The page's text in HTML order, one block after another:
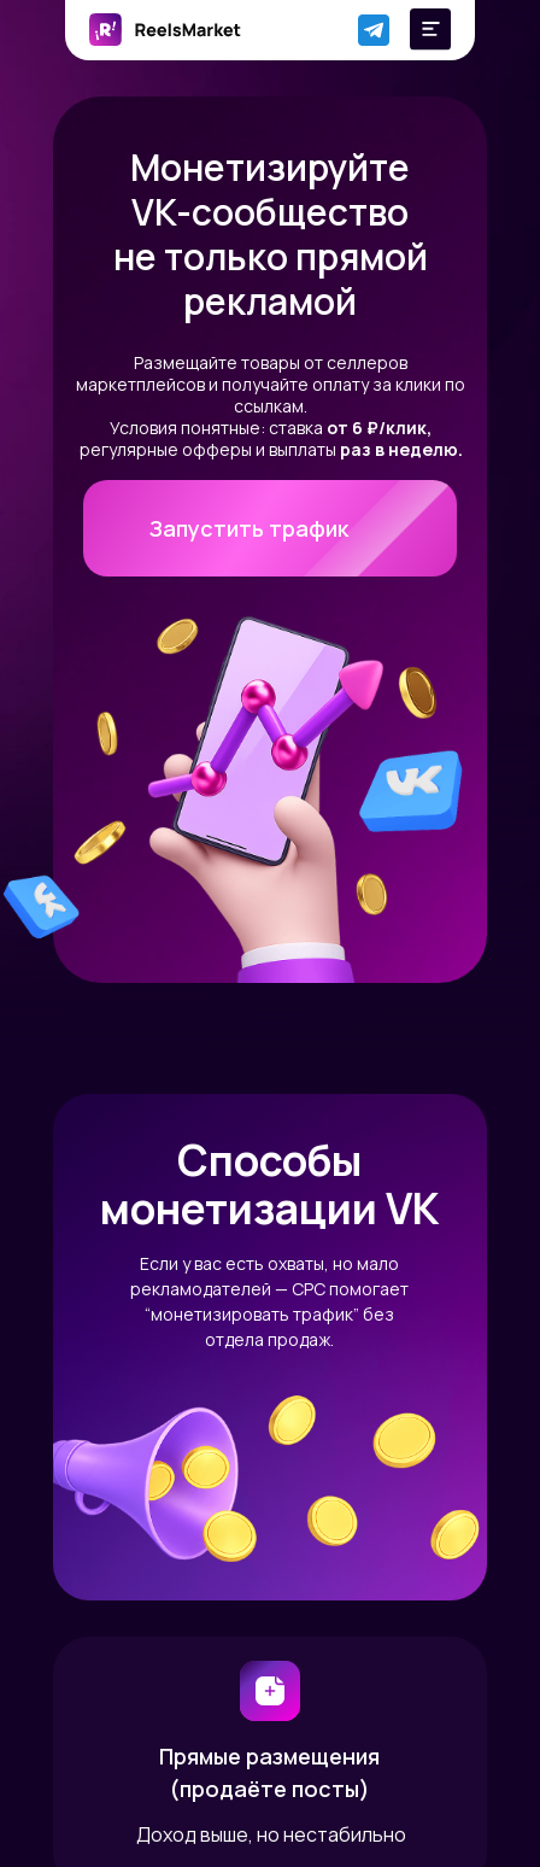
Монетизируйте
VK-сообщество
не только прямой
рекламой
Размещайте товары от селлеров
маркетплейсов и получайте оплату за клики по
ссылкам.
Условия понятные: ставка от 6 ₽/клик,
регулярные офферы и выплаты раз в неделю.
Запустить трафик
Доход выше, но нестабильно
Прямые размещения
(продаёте посты)
Способы
монетизации VK
Если у вас есть охваты, но мало
рекламодателей — CPC помогает
“монетизировать трафик” без
отдела продаж.